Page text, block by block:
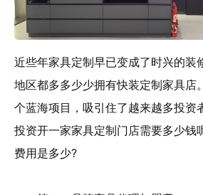
近些年家具定制早已变成了时兴的装
地区都多多少少拥有快装定制家具店
个蓝海项目，吸引住了越来越多投资
投资开一家家具定制门店需要多少钱
费用是多少?